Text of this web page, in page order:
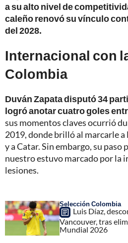
a su alto nivel de
caleño renovó su vínculo
del 2028.
Internacional con
Colombia
Duván Zapata disputó 34
logró anotar cuatro goles
sus momentos claves ocurrió
2019, donde brilló al marcarle
y a Catar. Sin embargo, su paso
nuestro estuvo marcado por la
lesiones.
Selección Colombia
Luis Díaz,
Vancouver, tras
Mundial 2026